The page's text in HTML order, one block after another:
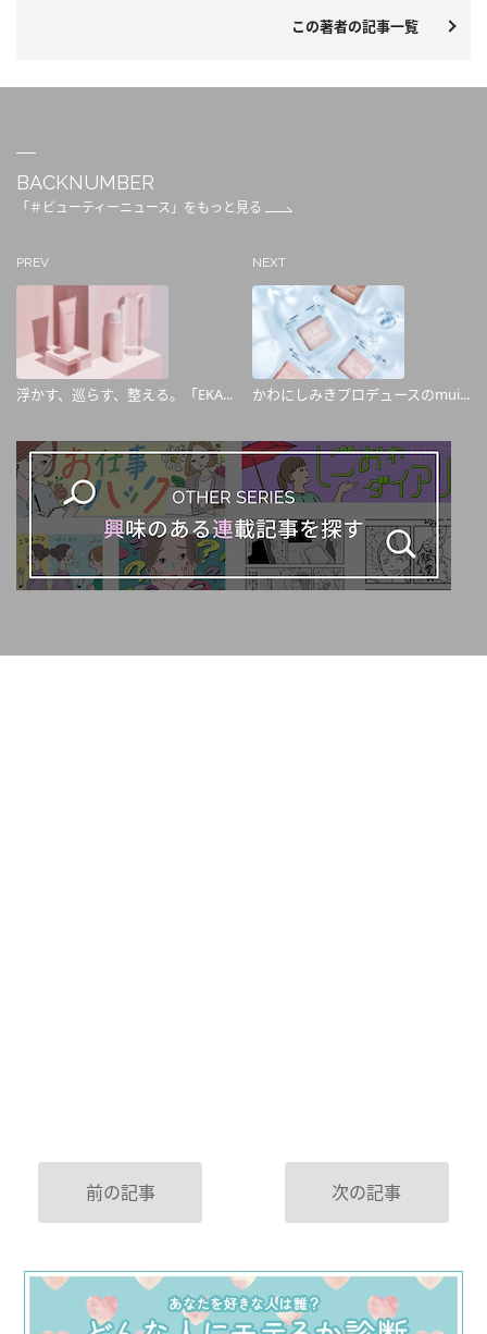
この著者の記事一覧
BACKNUMBER
「＃ビューティーニュース」をもっと見る
PREV
浮かす、巡らす、整える。「EKA...
NEXT
かわにしみきプロデュースのmui...
前の記事 次の記事